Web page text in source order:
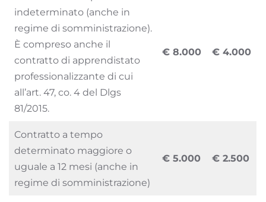
indeterminato (anche in
regime di somministrazione).
È compreso anche il
contratto di apprendistato
professionalizzante di cui
all’art. 47, co. 4 del Dlgs
81/2015.
€ 8.000 € 4.000
Contratto a tempo
determinato maggiore o
uguale a 12 mesi (anche in
regime di somministrazione)
€ 5.000 € 2.500